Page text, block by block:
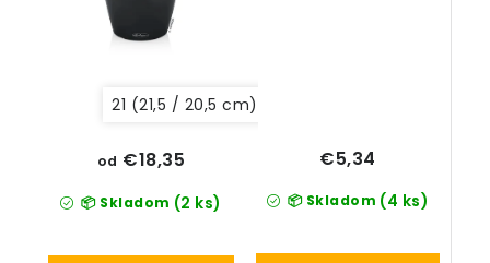
21 (21,5 / 20,5 cm)
📦 Skladom (2 ks)
od €18,35
📦 Skladom (4 ks)
€5,34